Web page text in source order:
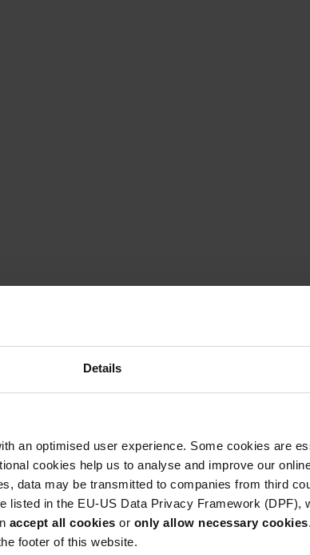
Details
an optimised user experience. Some cookies are
cookies help us to analyse and improve our
data may be transmitted to companies from third
listed in the EU-US Data Privacy Framework (DPF),
accept all cookies or only allow necessary cookies
footer of this website.